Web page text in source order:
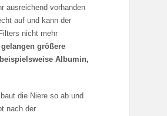
ausreichend vorhanden
auf und kann der
nicht mehr
größere
Albumin,
die Niere so ab und
nach der